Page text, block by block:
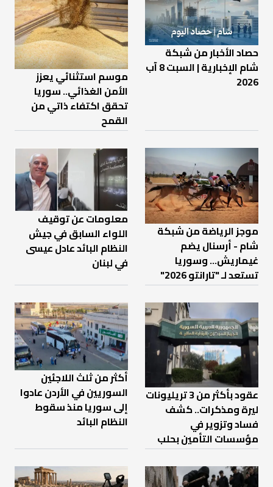
حصاد الأخبار من شبكة
شام الإخبارية | السبت 8 آب
2026
موسم استثنائي يعزز
الأمن الغذائي.. سوريا
تحقق اكتفاء ذاتي من
القمح
موجز الرياضة من شبكة
شام - أرسنال يضم
غيماريش... وسوريا
تستعد لـ "تارانتو 2026"
معلومات عن توقيف
اللواء السابق في جيش
النظام البائد عادل عيسى
في لبنان
عقود بأكثر من 3 تريليونات
ليرة ومذكرات.. كشف
فساد وتزوير في
مؤسسات التأمين بحلب
أكثر من ثلث اللاجئين
السوريين في الأردن عادوا
إلى سوريا منذ سقوط
النظام البائد